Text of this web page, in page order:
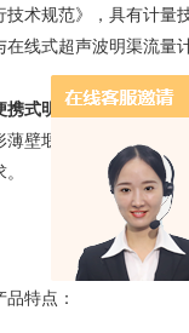
技术规范》，具有计量
在线式超声波明渠流量
携式明渠超声波流量计
薄壁堰、矩形薄壁堰、
品特点：